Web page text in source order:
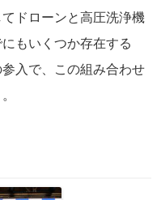
ドローンと高圧洗浄機
もいくつか存在する
入で、この組み合わせ